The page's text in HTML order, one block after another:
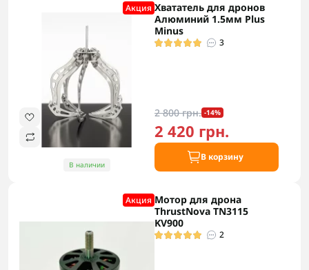
Акция
В наличии
Хвататель для дронов
Алюминий 1.5мм Plus
Minus
3
2 800 грн. -14%
2 420 грн.
В корзину
Акция Мотор для дрона
ThrustNova TN3115
KV900
2